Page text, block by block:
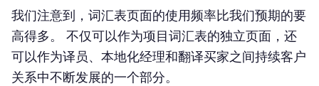
我们注意到，词汇表页面的使用频率比我们预期的要
高得多。 不仅可以作为项目词汇表的独立页面，还
可以作为译员、本地化经理和翻译买家之间持续客户
关系中不断发展的一个部分。